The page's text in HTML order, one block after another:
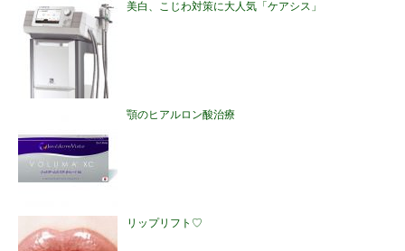
美白、こじわ対策に大人気「ケアシス」
顎のヒアルロン酸治療
リップリフト♡